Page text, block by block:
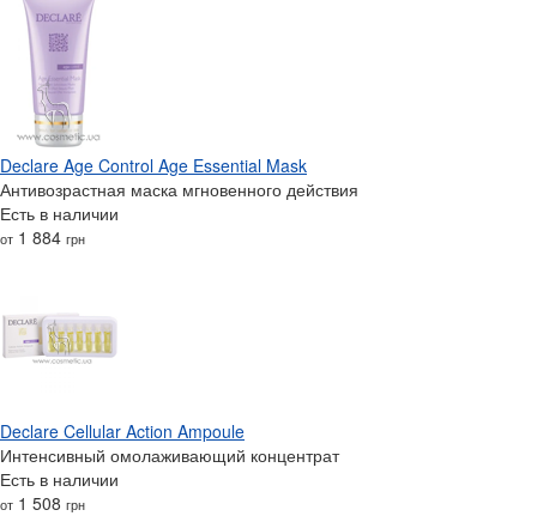
Declare Age Control Age Essential Mask
Антивозрастная маска мгновенного действия
Есть в наличии
от 1 884 грн
Declare Cellular Action Ampoule
Интенсивный омолаживающий концентрат
Есть в наличии
от 1 508 грн